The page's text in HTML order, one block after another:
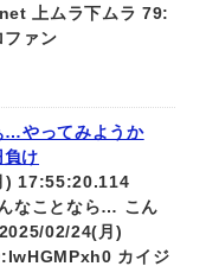
上ムラ下ムラ 79:
ファン
…やってみようか
け
) 17:55:20.114
なことなら… こん
02/24(月)
カイジ